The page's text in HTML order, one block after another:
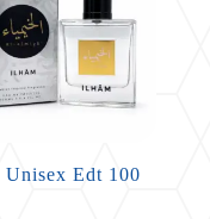
Unisex Edt 100